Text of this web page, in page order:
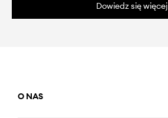
Dowiedz się więcej
O NAS